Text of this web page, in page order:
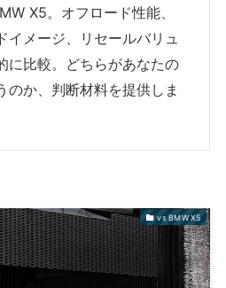
X5。オフロード性能、
イメージ、リセールバリュ
に比較。どちらがあなたの
のか、判断材料を提供しま
vs BMW X5